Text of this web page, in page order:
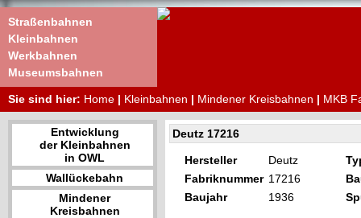
Straßenbahnen
Kleinbahnen
Werkbahnen
Museumsbahnen
Sie sind hier: Home | Kleinbahnen | Mindener Kreisbahnen | MKB
Entwicklung
der Kleinbahnen
in OWL
Wallückebahn
Mindener
Kreisbahnen
Deutz 17216
Hersteller Deutz
Fabriknummer 17216
Baujahr
1936